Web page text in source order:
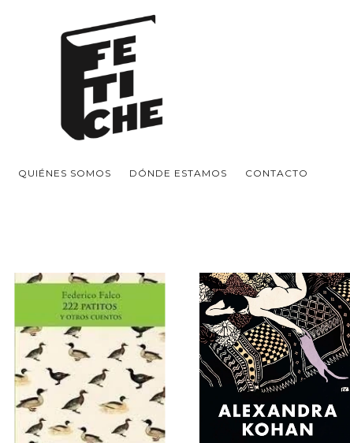
QUIÉNES SOMOS DÓNDE ESTAMOS CONTACTO